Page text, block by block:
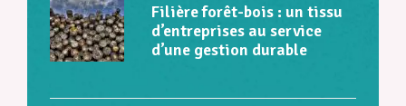
Filière forêt-bois : un tissu
d’entreprises au service
d’une gestion durable